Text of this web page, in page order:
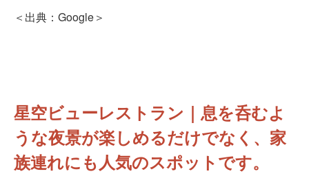
＜出典：Google＞
星空ビューレストラン｜息を呑むよ
うな夜景が楽しめるだけでなく、家
族連れにも人気のスポットです。